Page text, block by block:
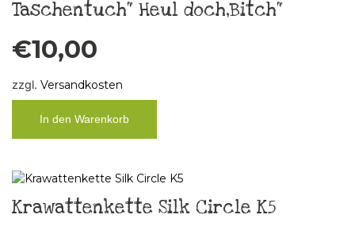
Taschentuch“ Heul doch,Bitch“
€10,00
zzgl. Versandkosten
In den Warenkorb
Krawattenkette Silk Circle K5